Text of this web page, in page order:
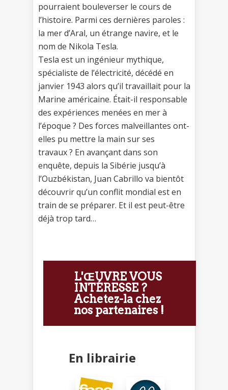
pourraient bouleverser le cours de
l’histoire. Parmi ces dernières paroles :
la mer d’Aral, un étrange navire, et le
nom de Nikola Tesla.
Tesla est un ingénieur mythique,
spécialiste de l’électricité, décédé en
janvier 1943 alors qu’il travaillait pour la
Marine américaine. Était-il responsable
des expériences menées en mer à
l’époque ? Des forces malveillantes ont-
elles pu mettre la main sur ses
travaux ? En avançant dans son
enquête, depuis la Sibérie jusqu’à
l’Ouzbékistan, Juan Cabrillo va bientôt
découvrir qu’un conflit mondial est en
train de se préparer. Et il est peut-être
déjà trop tard…
L'ŒUVRE VOUS
INTÉRESSE ?
Achetez-la chez
nos partenaires !
En librairie